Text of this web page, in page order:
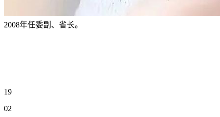
2008年任委副、省长。
19
02